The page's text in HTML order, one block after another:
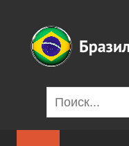
содержимому
сериалы